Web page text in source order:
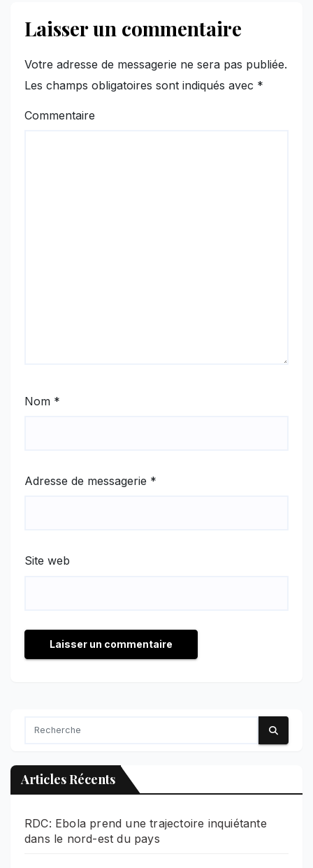
Laisser un commentaire
Votre adresse de messagerie ne sera pas publiée.
Les champs obligatoires sont indiqués avec *
Commentaire
Nom *
Adresse de messagerie *
Site web
Articles Récents
RDC: Ebola prend une trajectoire inquiétante
dans le nord-est du pays